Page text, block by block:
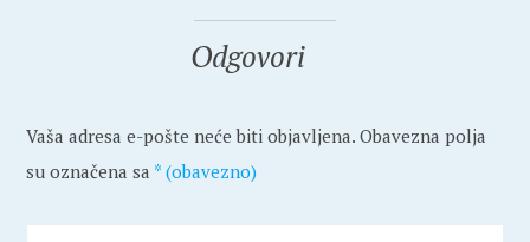
Odgovori
Vaša adresa e-pošte neće biti objavljena. Obavezna polja
su označena sa * (obavezno)